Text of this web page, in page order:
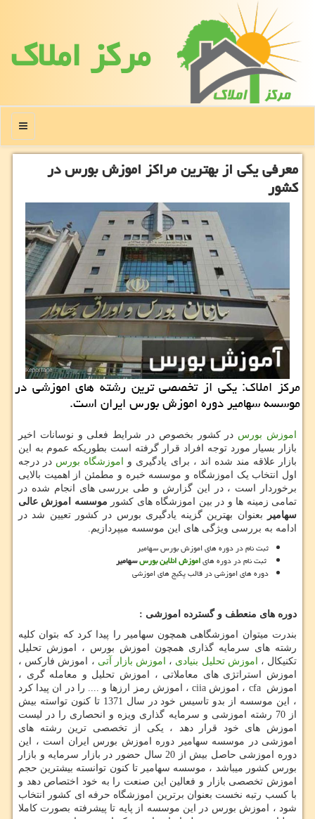
مركز املاك
منو
معرفی یكی از بهترین مراكز اموزش بورس در
كشور
مركز املاك: یكی از تخصصی ترین رشته های اموزشی در
موسسه سهامیر دوره اموزش بورس ایران است.
اموزش بورس در کشور بخصوص در شرایط فعلی و نوسانات اخیر
بازار بسیار مورد توجه افراد قرار گرفته است بطوریکه عموم به این
بازار علاقه مند شده اند ، برای یادگیری و اموزشگاه بورس در درجه
اول انتخاب یک اموزشگاه و موسسه خبره و مطمئن از اهمیت بالایی
برخوردار است ، در این گزارش و طی بررسی های انجام شده در
تمامی زمینه ها و در بین اموزشگاه های کشور موسسه اموزش عالی
سهامیر
بعنوان بهترین گزینه یادگیری بورس در کشور تعیین شد در
ادامه به بررسی ویژگی های این موسسه میپردازیم.
ثبت نام در دوره های اموزش بورس سهامیر
ثبت نام در دوره هایاموزش انلاین بورسسهامیر
دوره های اموزشی در قالب پکیج های اموزشی
دوره های منعطف و گسترده اموزشی :
بندرت میتوان اموزشگاهی همچون سهامیر را پیدا کرد که بتوان کلیه
رشته های سرمایه گذاری همچون اموزش بورس ، اموزش تحلیل
تکنیکال ، اموزش تحلیل بنیادی ، اموزش بازار آتی ، اموزش فارکس ،
اموزش استراتژی های معاملاتی ، اموزش تحلیل و معامله گری ،
اموزش cfa ، اموزش ciia، اموزش رمز ارزها و .... را در ان پیدا کرد
، این موسسه از بدو تاسیس خود در سال 1371 تا کنون تواسته بیش
از 70 رشته اموزشی و سرمایه گذاری ویزه و انحصاری را در لیست
اموزش های خود قرار دهد ، یکی از تخصصی ترین رشته های
اموزشی در موسسه سهامیر دوره اموزش بورس ایران است ، این
دوره اموزشی حاصل بیش از 20 سال حضور در بازار سرمایه و بازار
بورس کشور میباشد ، موسسه سهامیر تا کنون توانسته بیشترین حجم
اموزش تخصصی بازار و فعالین این صنعت را به خود اختصاص دهد و
با کسب رتبه نخست بعنوان برترین اموزشگاه حرفه ای کشور انتخاب
شود ، اموزش بورس در این موسسه از پایه تا پیشرفته بصورت کاملا